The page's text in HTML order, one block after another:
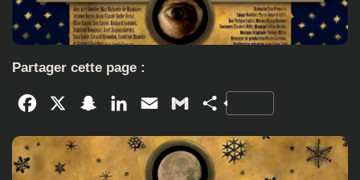
Partager cette page :
Facebook SnapchatLinkedInEmail GmailPartager